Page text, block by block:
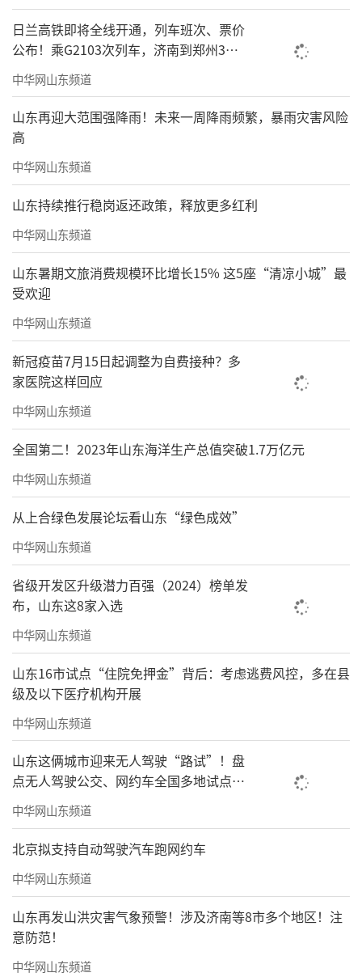
日兰高铁即将全线开通，列车班次、票价
公布！乘G2103次列车，济南到郑州3小
时到达
中华网山东频道
山东再迎大范围强降雨！未来一周降雨频繁，暴雨灾害风险
高
中华网山东频道
山东持续推行稳岗返还政策，释放更多红利
中华网山东频道
山东暑期文旅消费规模环比增长15% 这5座“清凉小城”最
受欢迎
中华网山东频道
新冠疫苗7月15日起调整为自费接种？多
家医院这样回应
中华网山东频道
全国第二！2023年山东海洋生产总值突破1.7万亿元
中华网山东频道
从上合绿色发展论坛看山东“绿色成效”
中华网山东频道
省级开发区升级潜力百强（2024）榜单发
布，山东这8家入选
中华网山东频道
山东16市试点“住院免押金”背后：考虑逃费风控，多在县
级及以下医疗机构开展
中华网山东频道
山东这俩城市迎来无人驾驶“路试”！盘
点无人驾驶公交、网约车全国多地试点之
路
中华网山东频道
北京拟支持自动驾驶汽车跑网约车
中华网山东频道
山东再发山洪灾害气象预警！涉及济南等8市多个地区！注
意防范！
中华网山东频道